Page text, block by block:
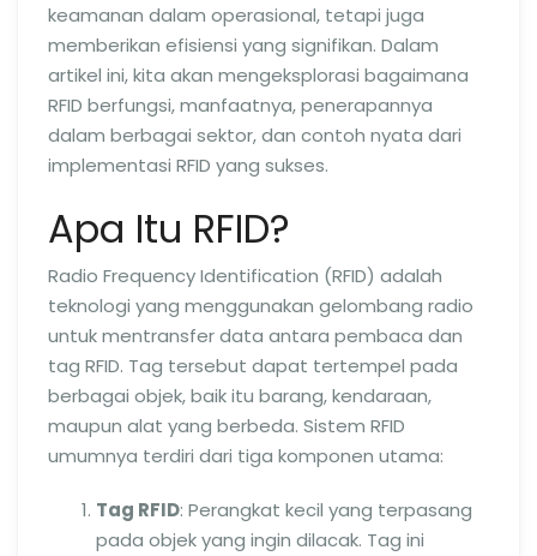
keamanan dalam operasional, tetapi juga
memberikan efisiensi yang signifikan. Dalam
artikel ini, kita akan mengeksplorasi bagaimana
RFID berfungsi, manfaatnya, penerapannya
dalam berbagai sektor, dan contoh nyata dari
implementasi RFID yang sukses.
Apa Itu RFID?
Radio Frequency Identification (RFID) adalah
teknologi yang menggunakan gelombang radio
untuk mentransfer data antara pembaca dan
tag RFID. Tag tersebut dapat tertempel pada
berbagai objek, baik itu barang, kendaraan,
maupun alat yang berbeda. Sistem RFID
umumnya terdiri dari tiga komponen utama:
Tag RFID: Perangkat kecil yang terpasang
pada objek yang ingin dilacak. Tag ini